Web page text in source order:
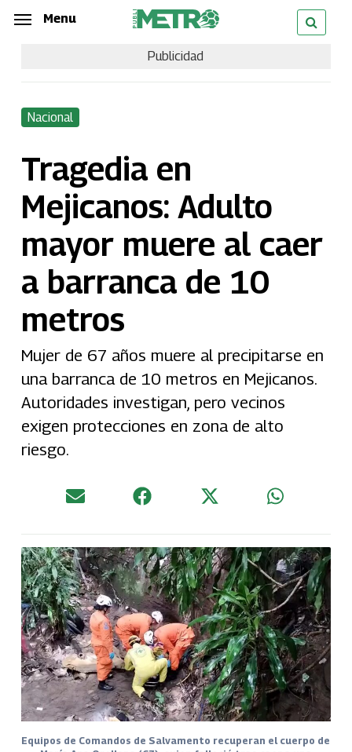
Skip
content
Menu
Publicidad
Nacional
Tragedia en
Mejicanos: Adulto
mayor muere al caer
a barranca de 10
metros
Mujer de 67 años muere al precipitarse en
una barranca de 10 metros en Mejicanos.
Autoridades investigan, pero vecinos
exigen protecciones en zona de alto
riesgo.
Equipos de Comandos de Salvamento recuperan el cuerpo de
Menu